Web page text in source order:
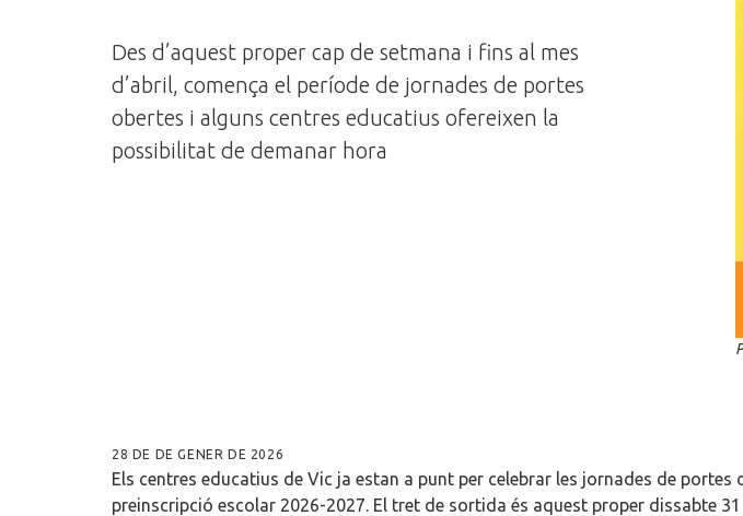
Des d’aquest proper cap de setmana i fins al mes
d’abril, comença el període de jornades de portes
obertes i alguns centres educatius ofereixen la
possibilitat de demanar hora
28 DE DE GENER DE 2026
Els centres educatius de Vic ja estan a punt per celebrar les jornades de portes
preinscripció escolar 2026-2027. El tret de sortida és aquest proper dissabte 31